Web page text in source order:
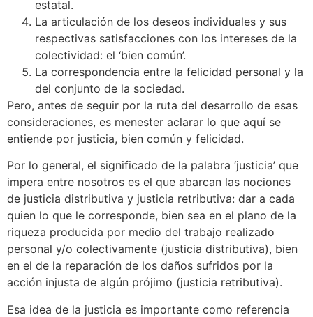
estatal.
La articulación de los deseos individuales y sus
respectivas satisfacciones con los intereses de la
colectividad: el ‘bien común’.
La correspondencia entre la felicidad personal y la
del conjunto de la sociedad.
Pero, antes de seguir por la ruta del desarrollo de esas
consideraciones, es menester aclarar lo que aquí se
entiende por justicia, bien común y felicidad.
Por lo general, el significado de la palabra ‘justicia’ que
impera entre nosotros es el que abarcan las nociones
de justicia distributiva y justicia retributiva: dar a cada
quien lo que le corresponde, bien sea en el plano de la
riqueza producida por medio del trabajo realizado
personal y/o colectivamente (justicia distributiva), bien
en el de la reparación de los daños sufridos por la
acción injusta de algún prójimo (justicia retributiva).
Esa idea de la justicia es importante como referencia